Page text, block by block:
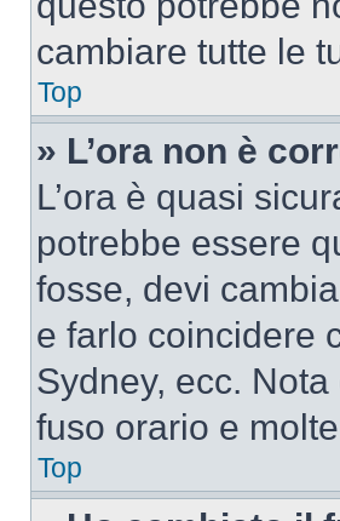
cambiare tutte le
Top
» L’ora non è
L’ora è quasi
potrebbe essere
fosse, devi
e farlo coincidere
Sydney, ecc.
fuso orario e
Top